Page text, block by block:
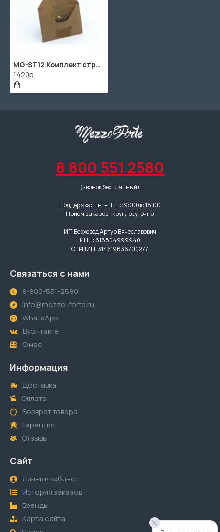
MG-ST12 Комплект струн для 12 струнных гуслей, Мир гуслей
1420р.
8 800 551 2580
(звонок бесплатный)
Поддержка: Пн. – Пт.: с 9:00 до 18:00
Прием заказов - круглосуточно
ИП Верховод Артур Вячеславович
ИНН: 616804999940
ОГРНИП: 314619636700277
Связаться с нами
8-800-551-2580
info@mezzo-forte.ru
WhatsApp
Вконтакте
О нас
Информация
Доставка
Оплата
Возврат товара
Гарантия
Отзывы
Сайт
Личный кабинет
История заказов
Бренды
Карта сайта